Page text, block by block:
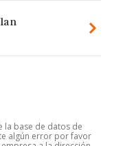
la base de datos de
algún error por favor